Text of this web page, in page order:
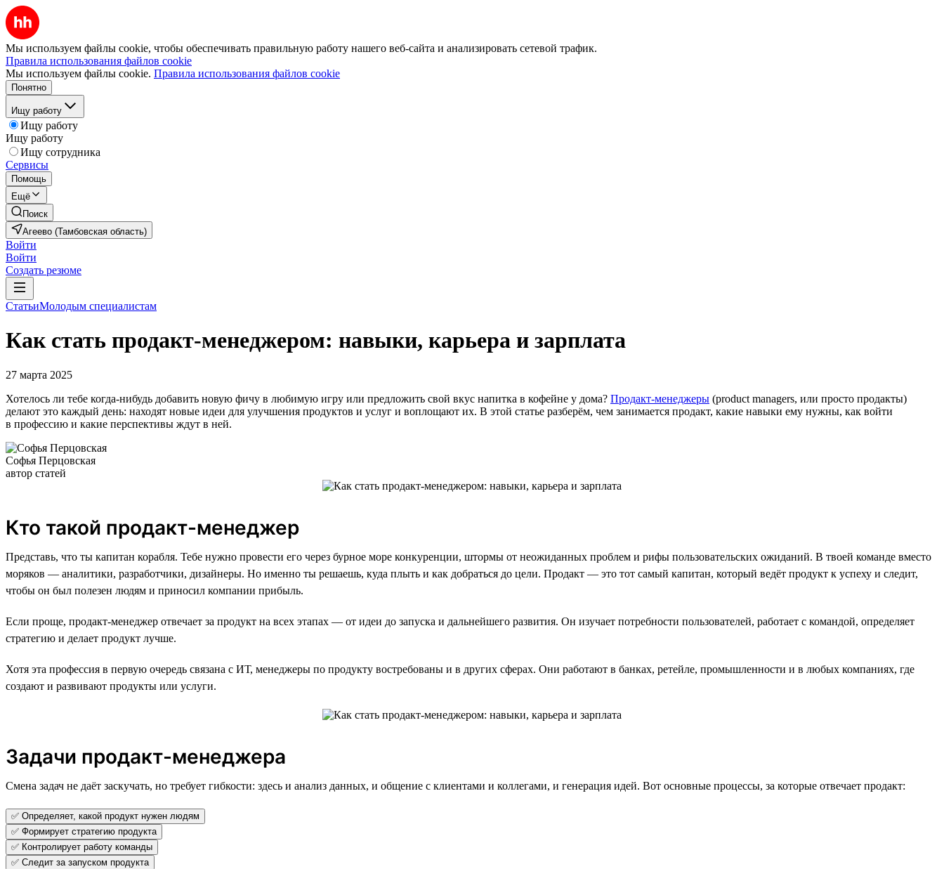
Мы используем файлы cookie, чтобы обеспечивать правильную работу нашего веб-сайта и анализировать сетевой трафик.
Правила использования файлов cookie
Мы используем файлы cookie. Правила использования файлов cookie
Понятно
Ищу работу
Ищу работу
Ищу работу
Ищу сотрудника
Сервисы
Помощь
Ещё
Поиск
Агеево (Тамбовская область)
Войти
Войти
Создать резюме
СтатьиМолодым специалистам
Как стать продакт-менеджером: навыки, карьера и зарплата
27 марта 2025
Хотелось ли тебе когда-нибудь добавить новую фичу в любимую игру или предложить свой вкус напитка в кофейне у дома? Продакт-менеджеры (product managers, или просто продакты)
делают это каждый день: находят новые идеи для улучшения продуктов и услуг и воплощают их. В этой статье разберём, чем занимается продакт, какие навыки ему нужны, как войти
в профессию и какие перспективы ждут в ней.
Софья Перцовская
автор статей
Кто такой продакт-менеджер
Представь, что ты капитан корабля. Тебе нужно провести его через бурное море конкуренции, штормы от неожиданных проблем и рифы пользовательских ожиданий. В твоей команде вместо
моряков — аналитики, разработчики, дизайнеры. Но именно ты решаешь, куда плыть и как добраться до цели. Продакт — это тот самый капитан, который ведёт продукт к успеху и следит,
чтобы он был полезен людям и приносил компании прибыль.
Если проще, продакт-менеджер отвечает за продукт на всех этапах — от идеи до запуска и дальнейшего развития. Он изучает потребности пользователей, работает с командой, определяет
стратегию и делает продукт лучше.
Хотя эта профессия в первую очередь связана с ИТ, менеджеры по продукту востребованы и в других сферах. Они работают в банках, ретейле, промышленности и в любых компаниях, где
создают и развивают продукты или услуги.
Задачи продакт-менеджера
Смена задач не даёт заскучать, но требует гибкости: здесь и анализ данных, и общение с клиентами и коллегами, и генерация идей. Вот основные процессы, за которые отвечает продакт:
✅ Определяет, какой продукт нужен людям
✅ Формирует стратегию продукта
✅ Контролирует работу команды
✅ Следит за запуском продукта